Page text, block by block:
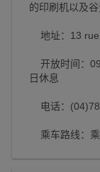
的印刷机以及
地址：13 rue
开放时间：
日休息
电话：
乘车路线：乘